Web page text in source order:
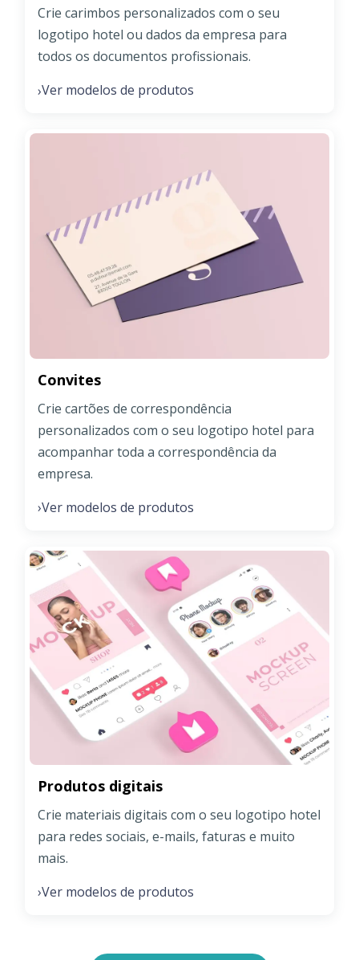
Crie carimbos personalizados com o seu
logotipo hotel ou dados da empresa para
todos os documentos profissionais.
›Ver modelos de produtos
Convites
Crie cartões de correspondência
personalizados com o seu logotipo hotel para
acompanhar toda a correspondência da
empresa.
›Ver modelos de produtos
Produtos digitais
Crie materiais digitais com o seu logotipo hotel
para redes sociais, e-mails, faturas e muito
mais.
›Ver modelos de produtos